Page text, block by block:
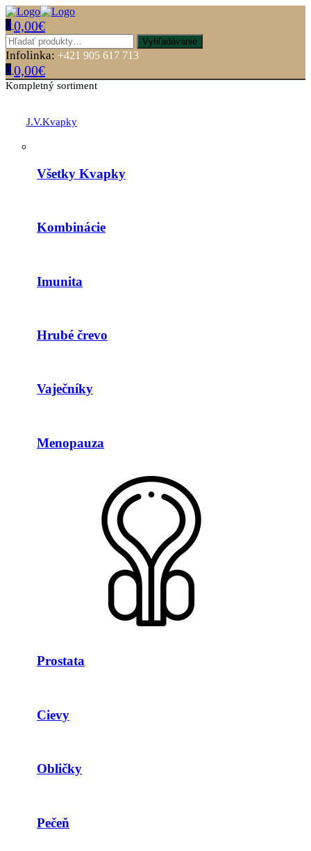
0 0,00€
Menu
Hľadať: Vyhľadávanie
Infolinka: +421 905 617 713
0 0,00€
Kompletný sortiment
J.V.Kvapky
Všetky Kvapky
Kombinácie
Imunita
Hrubé črevo
Vaječníky
Menopauza
Prostata
Cievy
Obličky
Pečeň